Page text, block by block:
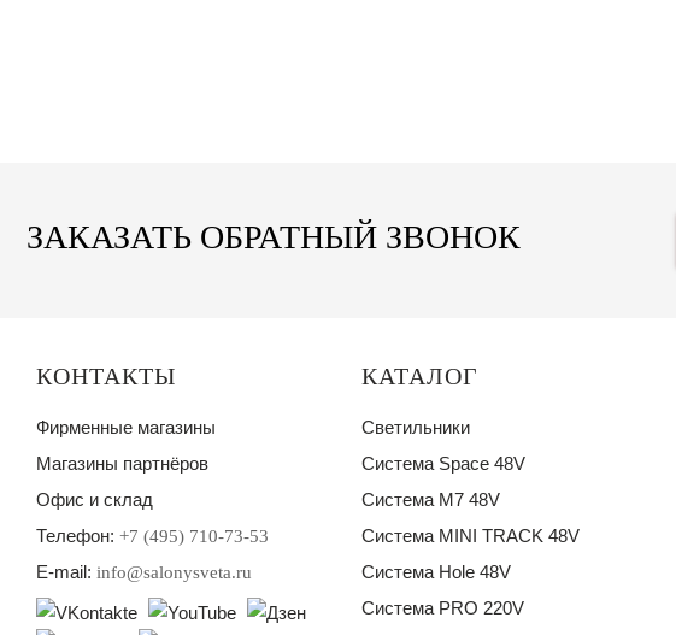
ЗАКАЗАТЬ ОБРАТНЫЙ ЗВОНОК
КАТАЛОГ
Светильники
Система Space 48V
Система M7 48V
Система MINI TRACK 48V
Система Hole 48V
Система PRO 220V
КОНТАКТЫ
Фирменные магазины
Магазины партнёров
Офис и склад
Телефон: +7 (495) 710-73-53
E-mail: info@salonysveta.ru